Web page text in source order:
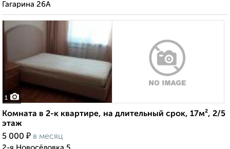
Гагарина 26А
1
Комната в 2-к квартире, на длительный срок, 17м², 2/5
этаж
5 000 ₽ в месяц